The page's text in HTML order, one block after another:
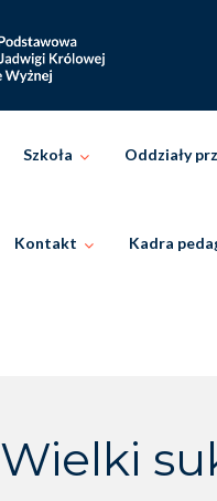
Szkoła Oddziały
Kontakt Kadra
Wielki